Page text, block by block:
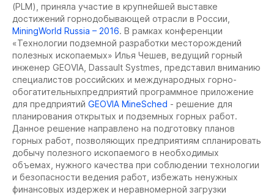
(PLM), приняла участие в крупнейшей выставке
достижений горнодобывающей отрасли в России,
MiningWorld Russia – 2016. В рамках конференции
«Технологии подземной разработки месторождений
полезных ископаемых» Илья Чешев, ведущий горный
инженер GEOVIA, Dassault Systmes, представил вниманию
специалистов российских и международных горно-
обогатительныхпредприятий программное приложение
для предприятий GEOVIA MineSched - решение для
планирования открытых и подземных горных работ.
Данное решение направлено на подготовку планов
горных работ, позволяющих предприятиям спланировать
добычу полезного ископаемого в необходимых
объемах, нужного качества при соблюдении технологии
и безопасности ведения работ, избежать ненужных
финансовых издержек и неравномерной загрузки